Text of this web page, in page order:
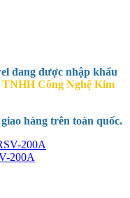
đang được nhập khẩu
TNHH Công Nghệ Kim
hàng trên toàn quốc.
200A